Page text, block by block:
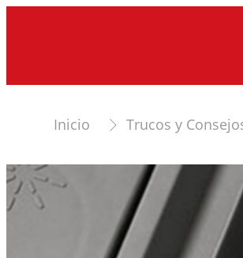
Inicio Trucos y